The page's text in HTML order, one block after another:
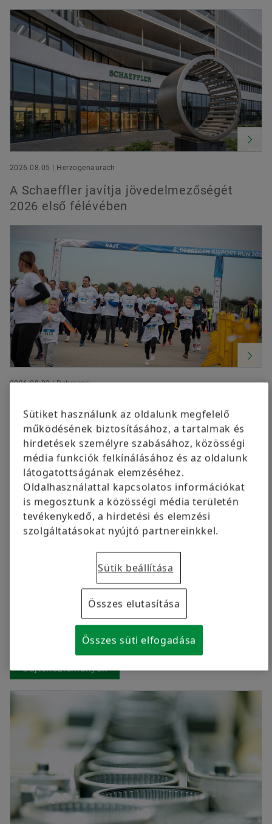
Megrendelés most
2026.08.05 | Herzogenaurach
A Schaeffler javítja jövedelmezőségét
2026 első félévében
2026.08.03 | Debrecen
Különleges futóversenyt támogat a
Schaeffler az esélyegyenlőség jegyében
2026.07.13 | Herzogenaurach, Németország & Fort Mill, USA
A Schaeffler hatodik alkalommal nyerte el
a General Motors „Év beszállítója” díját
Sajtóközlemények
Sütiket használunk az oldalunk megfelelő
működésének biztosításához, a tartalmak és
hirdetések személyre szabásához, közösségi
média funkciók felkínálásához és az oldalunk
látogatottságának elemzéséhez.
Oldalhasználattal kapcsolatos információkat
is megosztunk a közösségi média területén
tevékenykedő, a hirdetési és elemzési
szolgáltatásokat nyújtó partnereinkkel.
Sütik beállítása
Összes elutasítása
Összes süti elfogadása